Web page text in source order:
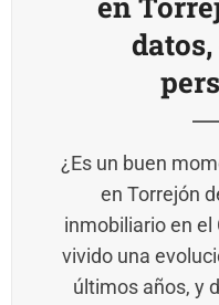
¿Es un buen
en Torrejón
inmobiliario en el
vivido una
últimos años, y